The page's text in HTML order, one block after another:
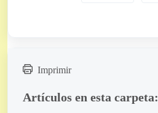
Imprimir
Artículos en esta carpeta: